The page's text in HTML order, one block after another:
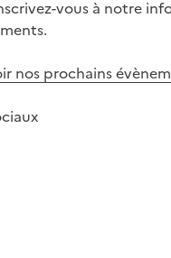
vous à notre
nos prochains